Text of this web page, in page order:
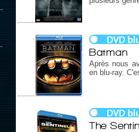
Batman
Après nous
en blu-ray.
The